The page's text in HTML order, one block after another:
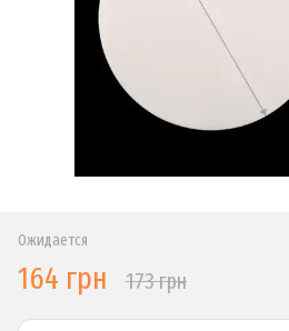
Ожидается
164 грн 173 грн